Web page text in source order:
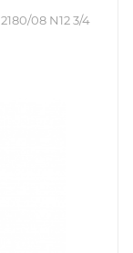
2180/08 N12 3/4